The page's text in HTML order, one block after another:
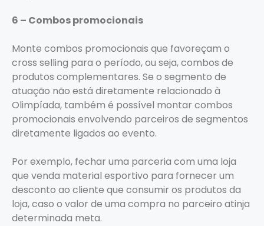
6 – Combos promocionais
Monte combos promocionais que favoreçam o
cross selling para o período, ou seja, combos de
produtos complementares. Se o segmento de
atuação não está diretamente relacionado à
Olimpíada, também é possível montar combos
promocionais envolvendo parceiros de segmentos
diretamente ligados ao evento.
Por exemplo, fechar uma parceria com uma loja
que venda material esportivo para fornecer um
desconto ao cliente que consumir os produtos da
loja, caso o valor de uma compra no parceiro atinja
determinada meta.